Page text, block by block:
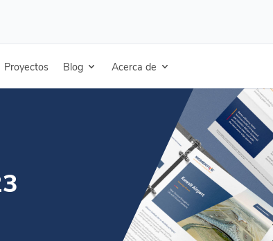
Proyectos Blog Acerca de